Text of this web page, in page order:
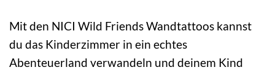
Mit den NICI Wild Friends Wandtattoos kannst
du das Kinderzimmer in ein echtes
Abenteuerland verwandeln und deinem Kind